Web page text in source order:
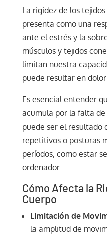
La rigidez de los
presenta como una
ante el estrés y la
músculos y tejidos
limitan nuestra
puede resultar en
Es esencial entender
acumula por la falta
puede ser el resultado
repetitivos o posturas
períodos, como estar
ordenador.
Cómo Afecta la
Cuerpo
Limitación de
la amplitud de